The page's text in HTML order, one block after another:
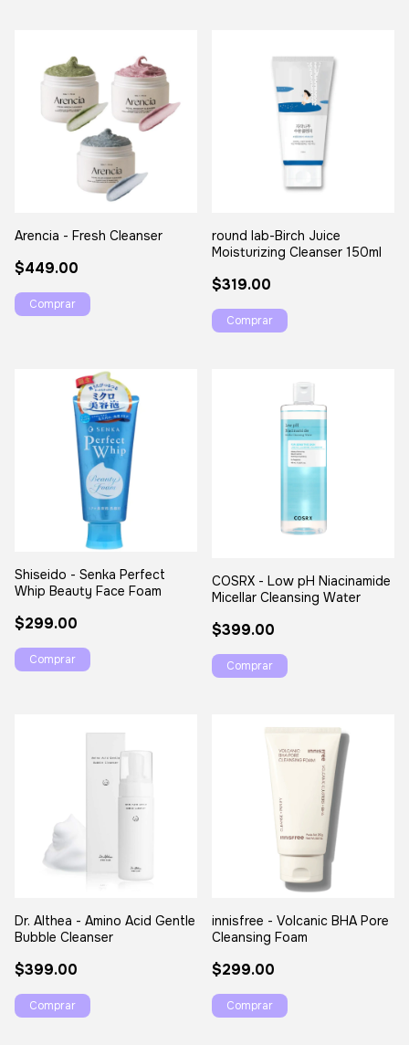
Arencia - Fresh Cleanser
$449.00
Comprar
round lab-Birch Juice
Moisturizing Cleanser 150ml
$319.00
Shiseido - Senka Perfect
Whip Beauty Face Foam
$299.00
COSRX - Low pH Niacinamide
Micellar Cleansing Water
$399.00
Dr. Althea - Amino Acid Gentle
Bubble Cleanser
$399.00
innisfree - Volcanic BHA Pore
Cleansing Foam
$299.00